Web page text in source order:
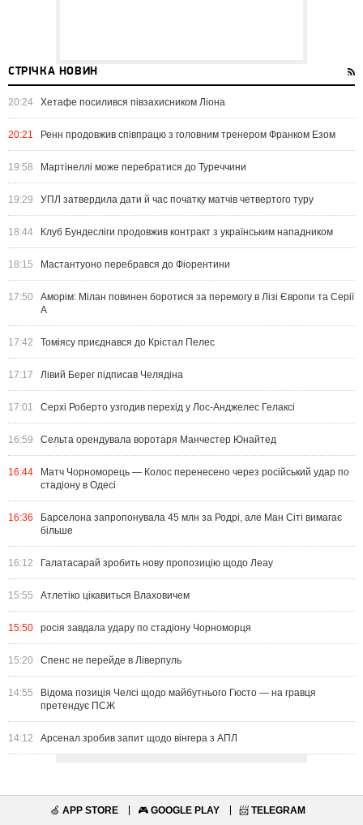
СТРІЧКА НОВИН
20:24 Хетафе посилився півзахисником Ліона
20:21 Ренн продовжив співпрацю з головним тренером Франком Езом
19:58 Мартінеллі може перебратися до Туреччини
19:29 УПЛ затвердила дати й час початку матчів четвертого туру
18:44 Клуб Бундесліги продовжив контракт з українським нападником
18:15 Мастантуоно перебрався до Фіорентини
17:50
Аморім: Мілан повинен боротися за перемогу в Лізі Європи та Серії
А
17:42 Томіясу приєднався до Крістал Пелес
17:17 Лівий Берег підписав Челядіна
17:01 Серхі Роберто узгодив перехід у Лос-Анджелес Гелаксі
16:59 Сельта орендувала воротаря Манчестер Юнайтед
16:44
Матч Чорноморець — Колос перенесено через російський удар по
стадіону в Одесі
16:36
Барселона запропонувала 45 млн за Родрі, але Ман Сіті вимагає
більше
16:12 Галатасарай зробить нову пропозицію щодо Леау
15:55 Атлетіко цікавиться Влаховичем
15:50 росія завдала удару по стадіону Чорноморця
15:20 Спенс не перейде в Ліверпуль
14:55
Відома позиція Челсі щодо майбутнього Гюсто — на гравця
претендує ПСЖ
14:12 Арсенал зробив запит щодо вінгера з АПЛ
🍏 APP STORE 🎮 GOOGLE PLAY 📨 TELEGRAM